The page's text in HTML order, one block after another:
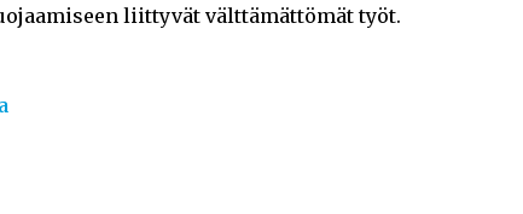
liittyvät välttämättömät työt.